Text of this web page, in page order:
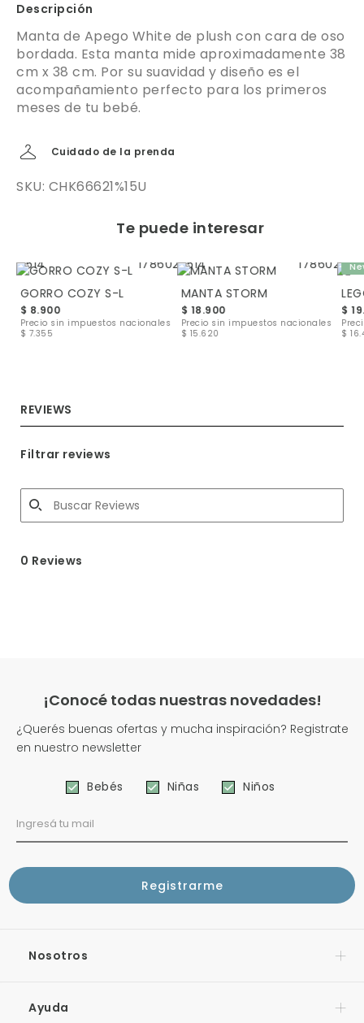
Descripción
Manta de Apego White de plush con cara de oso
bordada. Esta manta mide aproximadamente 38
cm x 38 cm. Por su suavidad y diseño es el
acompañamiento perfecto para los primeros
meses de tu bebé.
Cuidado de la prenda
SKU: CHK66621%15U
Te puede interesar
GORRO COZY S-L
$ 8.900
Precio sin impuestos nacionales
$ 7.355
MANTA STORM
$ 18.900
Precio sin impuestos nacionales
$ 15.620
$
$
REVIEWS
Filtrar reviews
0 Reviews
¡Conocé todas nuestras novedades!
¿Querés buenas ofertas y mucha inspiración? Registrate
en nuestro newsletter
Bebés Niñas Niños
Nosotros
Ayuda